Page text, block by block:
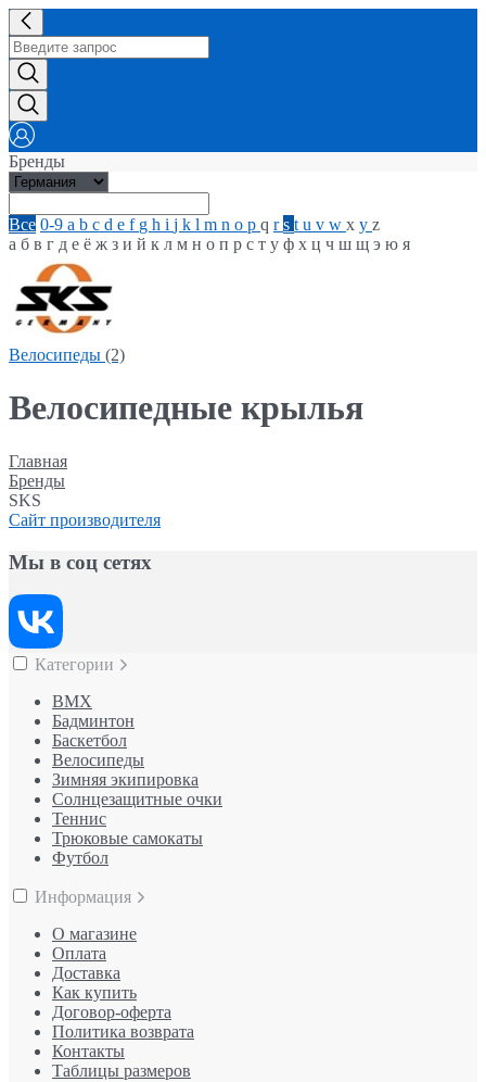
Бренды
Все 0-9 a b c d e f g h i j k l m n o p q rs t u v w x y z
а б в г д е ё ж з и й к л м н о п р с т у ф х ц ч ш щ э ю я
Велосипеды (2)
Велосипедные крылья
Главная
Бренды
SKS
Сайт производителя
Мы в соц сетях
Категории
BMX
Бадминтон
Баскетбол
Велосипеды
Зимняя экипировка
Солнцезащитные очки
Теннис
Трюковые самокаты
Футбол
Информация
О магазине
Оплата
Доставка
Как купить
Договор-оферта
Политика возврата
Контакты
Таблицы размеров